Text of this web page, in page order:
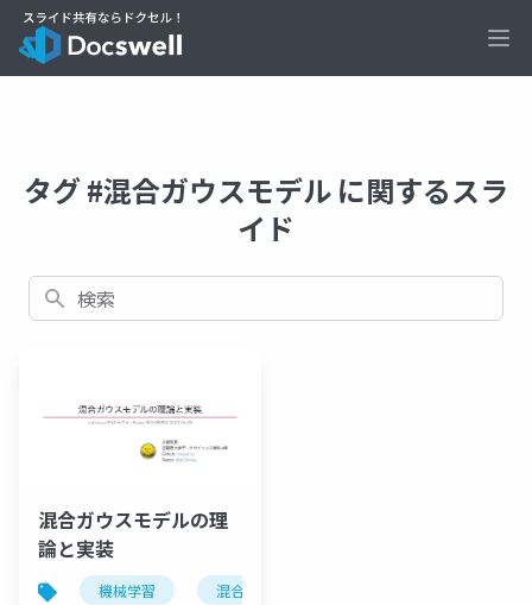
タグ #混合ガウスモデル に関するスラ
イド
検索
混合ガウスモデルの理
論と実装
機械学習 混合ガウスモデル